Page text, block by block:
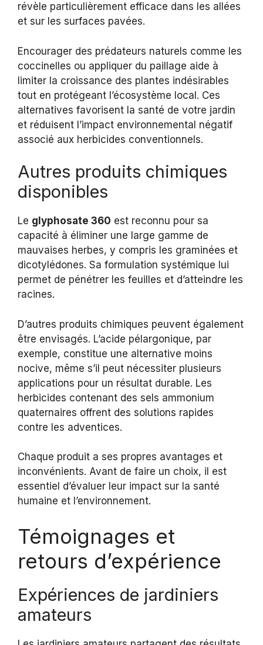
révèle particulièrement efficace dans les allées
et sur les surfaces pavées.
Encourager des prédateurs naturels comme les
coccinelles ou appliquer du paillage aide à
limiter la croissance des plantes indésirables
tout en protégeant l’écosystème local. Ces
alternatives favorisent la santé de votre jardin
et réduisent l’impact environnemental négatif
associé aux herbicides conventionnels.
Autres produits chimiques
disponibles
Le glyphosate 360 est reconnu pour sa
capacité à éliminer une large gamme de
mauvaises herbes, y compris les graminées et
dicotylédones. Sa formulation systémique lui
permet de pénétrer les feuilles et d’atteindre les
racines.
D’autres produits chimiques peuvent également
être envisagés. L’acide pélargonique, par
exemple, constitue une alternative moins
nocive, même s’il peut nécessiter plusieurs
applications pour un résultat durable. Les
herbicides contenant des sels ammonium
quaternaires offrent des solutions rapides
contre les adventices.
Chaque produit a ses propres avantages et
inconvénients. Avant de faire un choix, il est
essentiel d’évaluer leur impact sur la santé
humaine et l’environnement.
Témoignages et
retours d’expérience
Expériences de jardiniers
amateurs